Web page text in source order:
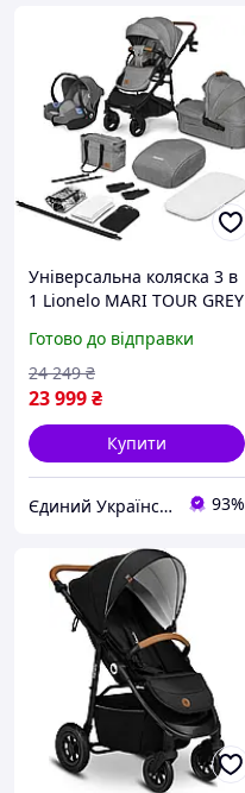
Універсальна коляска 3 в
1 Lionelo MARI TOUR GREY
Готово до відправки
23 999₴
24 249 ₴
Купити
Єдиний Український 93%